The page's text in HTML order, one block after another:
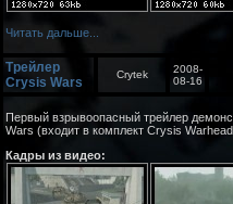
Читать дальше...
Трейлер
Crysis Wars
Crytek
2008-
08-16
Первый взрывоопасный трейлер
Wars (входит в комплект Crysis
Кадры из видео: